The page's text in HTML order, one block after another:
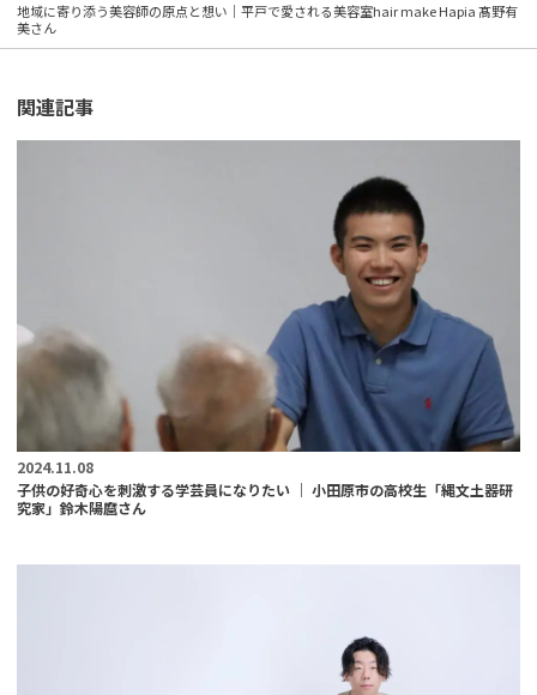
地域に寄り添う美容師の原点と想い｜平戸で愛される美容室hair make Hapia 髙野有
美さん
関連記事
2024.11.08
子供の好奇心を刺激する学芸員になりたい ｜ 小田原市の高校生「縄文土器研
究家」鈴木陽麿さん